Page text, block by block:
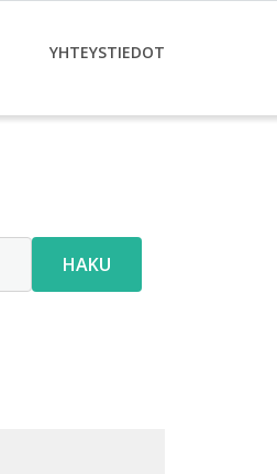
YHTEYSTIEDOT
HAKU